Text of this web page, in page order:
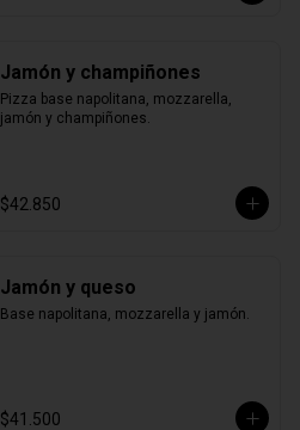
Jamón y champiñones
Pizza base napolitana, mozzarella,
jamón y champiñones.
$42.850
Jamón y queso
Base napolitana, mozzarella y jamón.
$41.500